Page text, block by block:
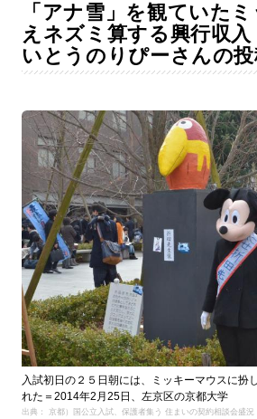
「アナ雪」を観ていた
えネズミ算する興行収
いとうのりぴーさんの
入試初日の２５日朝には、ミッキーマウスに扮
れた＝2014年2月25日、左京区の京都大学
出典： 京都）国公立入試、保護者集う 住まいの契約相談会盛況